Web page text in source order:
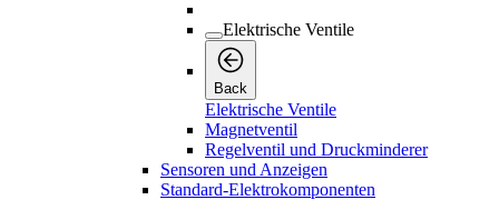
Elektrische Ventile
Back
Elektrische Ventile
Magnetventil
Regelventil und Druckminderer
Sensoren und Anzeigen
Standard-Elektrokomponenten